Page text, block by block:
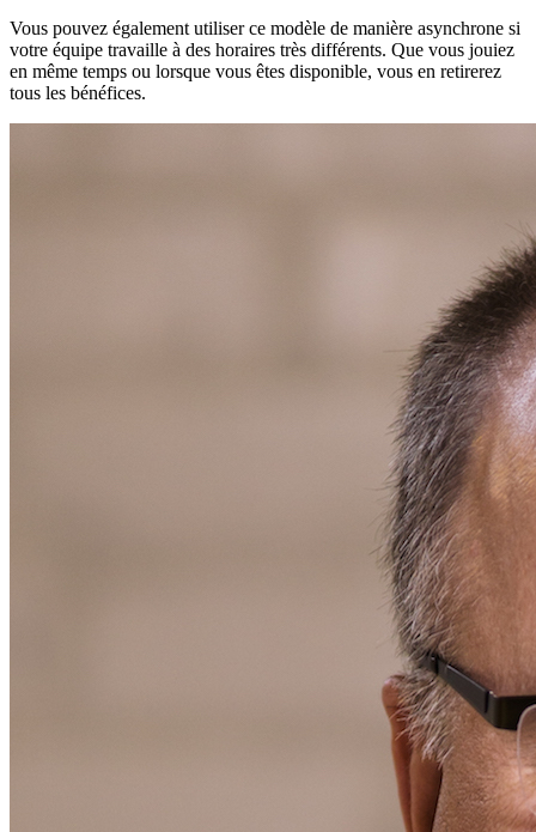
Vous pouvez également utiliser ce modèle de manière asynchrone si
votre équipe travaille à des horaires très différents. Que vous jouiez
en même temps ou lorsque vous êtes disponible, vous en retirerez
tous les bénéfices.